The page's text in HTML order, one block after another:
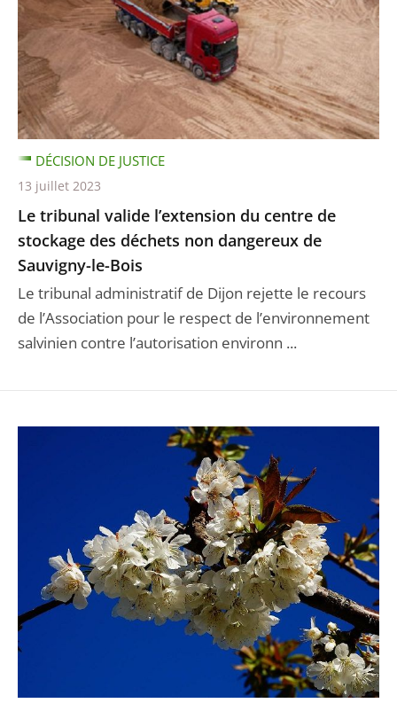
Le tribunal valide l’extension du centre de
stockage des déchets non dangereux de
Sauvigny-le-Bois
Le tribunal administratif de Dijon rejette le recours
de l’Association pour le respect de l’environnement
salvinien contre l’autorisation environn ...
DÉCISION DE JUSTICE
13 juillet 2023